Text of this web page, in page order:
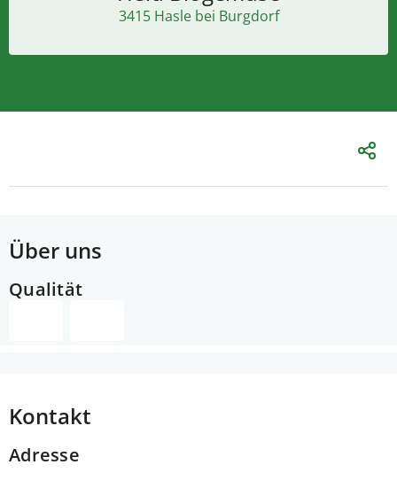
3415 Hasle bei Burgdorf
Über uns
Qualität
Kontakt
Adresse